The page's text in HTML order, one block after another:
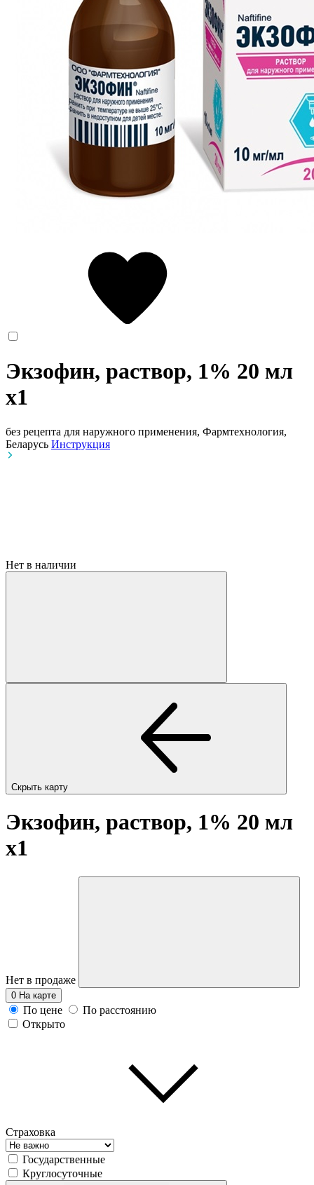
Экзофин, раствор, 1% 20 мл
x1
без рецепта для наружного применения, Фармтехнология,
Беларусь Инструкция
Нет в наличии
Скрыть карту
Экзофин, раствор, 1% 20 мл
x1
Нет в продаже
0 На карте
По цене
По расстоянию
Открыто
Страховка
Государственные
Круглосуточные